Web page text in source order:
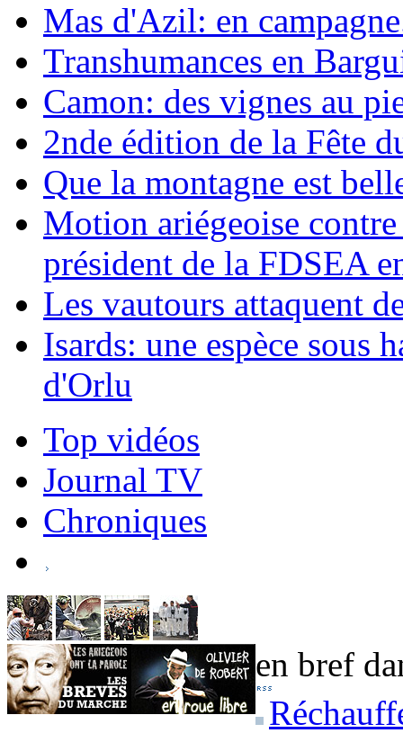
Mas d'Azil: en
Transhumances en
Camon: des vignes au
2nde édition de la Fête
Que la montagne est
Motion ariégeoise
président de la FDSEA
Les vautours attaquent
Isards: une espèce sous
d'Orlu
Top vidéos
Journal TV
Chroniques
en bref